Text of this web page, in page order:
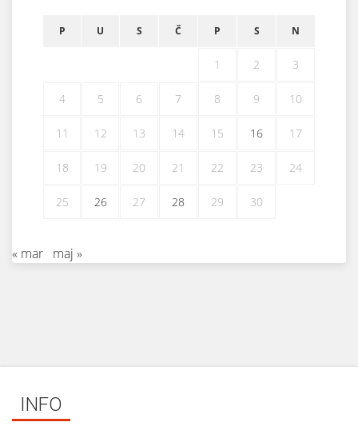
P U S Č P S N
1 2 3
4 5 6 7 8 9 10
11 12 13 14 15 16 17
18 19 20 21 22 23 24
25 26 27 28 29 30
« mar maj »
INFO